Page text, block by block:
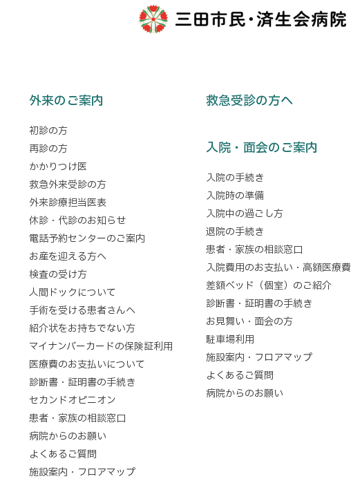
外来のご案内
初診の方
再診の方
かかりつけ医
救急外来受診の方
外来診療担当医表
休診・代診のお知らせ
電話予約センターのご案内
お産を迎える方へ
検査の受け方
人間ドックについて
手術を受ける患者さんへ
紹介状をお持ちでない方
マイナンバーカードの保険証利用
医療費のお支払いについて
診断書・証明書の手続き
セカンドオピニオン
患者・家族の相談窓口
病院からのお願い
よくあるご質問
施設案内・フロアマップ
救急受診の方へ
入院・面会のご案内
入院の手続き
入院時の準備
入院中の過ごし方
退院の手続き
患者・家族の相談窓口
入院費用のお支払い・高額医療費
差額ベッド（個室）のご紹介
診断書・証明書の手続き
お見舞い・面会の方
駐車場利用
施設案内・フロアマップ
よくあるご質問
病院からのお願い